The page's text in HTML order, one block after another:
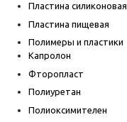
Пластина силиконовая
Пластина пищевая
Полимеры и пластики
Капролон
Фторопласт
Полиуретан
Полиоксимителен